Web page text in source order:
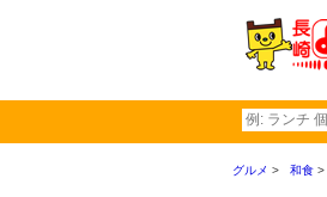
グルメ 和食